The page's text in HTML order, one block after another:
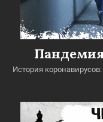
История